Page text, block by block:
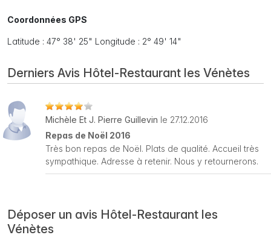
Coordonnées GPS
Latitude : 47° 38' 25" Longitude : 2° 49' 14"
Derniers Avis Hôtel-Restaurant les Vénètes
Michèle Et J. Pierre Guillevin le 27.12.2016
Repas de Noël 2016
Très bon repas de Noël. Plats de qualité. Accueil très
sympathique. Adresse à retenir. Nous y retournerons.
Déposer un avis Hôtel-Restaurant les
Vénètes